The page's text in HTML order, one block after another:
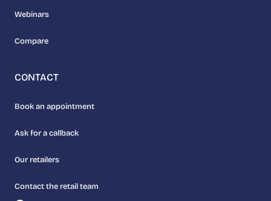
Webinars
Compare
CONTACT
Book an appointment
Ask for a callback
Our retailers
Contact the retail team